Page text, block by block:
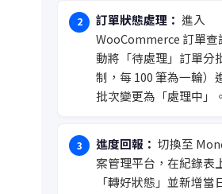
訂單狀態處理： 進入
WooCommerce 訂單查
動將「待處理」訂單分
制，每 100 筆為一輪）
批次變更為「處理中」。
進度回報： 切換至
案管理平台，在紀錄表
「轉好狀態」並新增當